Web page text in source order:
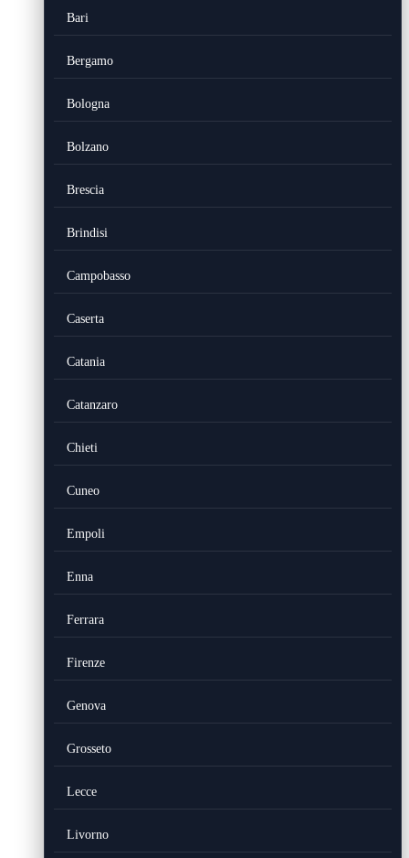
Bari
Bergamo
Bologna
Bolzano
Brescia
Brindisi
Campobasso
Caserta
Catania
Catanzaro
Chieti
Cuneo
Empoli
Enna
Ferrara
Firenze
Genova
Grosseto
Lecce
Livorno